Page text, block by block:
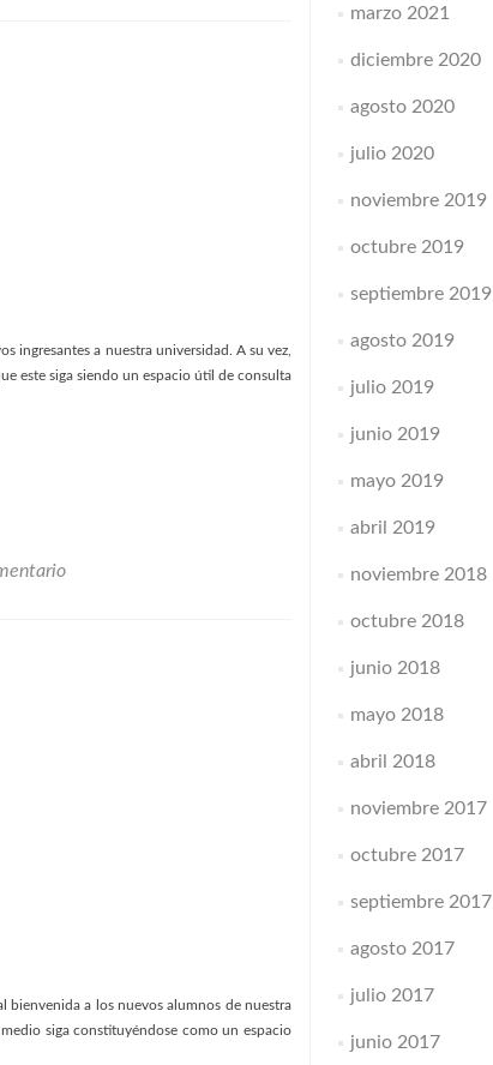
ingresantes a nuestra universidad. A su vez,
este siga siendo un espacio útil de consulta
bienvenida a los nuevos alumnos de nuestra
siga constituyéndose como un espacio
marzo 2021
diciembre 2020
agosto 2020
julio 2020
noviembre 2019
octubre 2019
septiembre 2019
agosto 2019
julio 2019
junio 2019
mayo 2019
abril 2019
noviembre 2018
octubre 2018
junio 2018
mayo 2018
abril 2018
noviembre 2017
octubre 2017
septiembre 2017
agosto 2017
julio 2017
junio 2017